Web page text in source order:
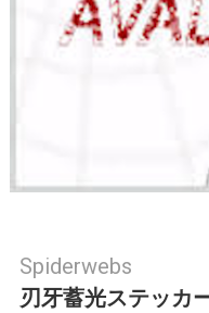
Spiderwebs
刃牙蓄光ステッカ